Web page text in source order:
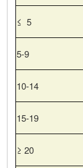
≤ 5
5-9
10-14
15-19
≥ 20